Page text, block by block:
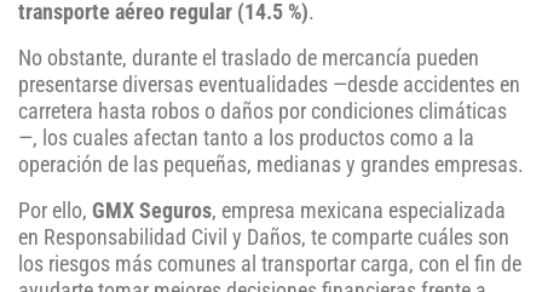
transporte aéreo regular (14.5 %).
No obstante, durante el traslado de mercancía pueden
presentarse diversas eventualidades —desde accidentes en
carretera hasta robos o daños por condiciones climáticas
—, los cuales afectan tanto a los productos como a la
operación de las pequeñas, medianas y grandes empresas.
Por ello, GMX Seguros, empresa mexicana especializada
en Responsabilidad Civil y Daños, te comparte cuáles son
los riesgos más comunes al transportar carga, con el fin de